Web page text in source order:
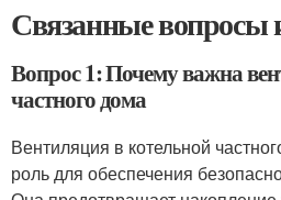
Связанные вопросы
Вопрос 1: Почему важна
частного дома
Вентиляция в котельной
роль для обеспечения